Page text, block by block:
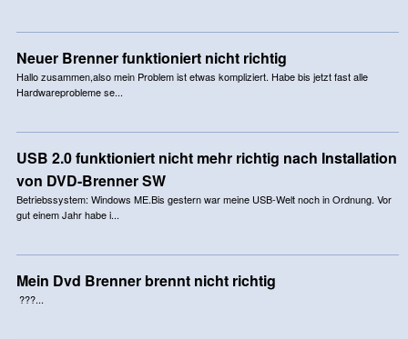
Neuer Brenner funktioniert nicht richtig
Hallo zusammen,also mein Problem ist etwas kompliziert. Habe bis jetzt fast alle
Hardwareprobleme se...
USB 2.0 funktioniert nicht mehr richtig nach Installation
von DVD-Brenner SW
Betriebssystem: Windows ME.Bis gestern war meine USB-Welt noch in Ordnung. Vor
gut einem Jahr habe i...
Mein Dvd Brenner brennt nicht richtig
???...